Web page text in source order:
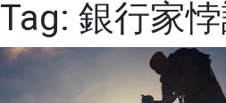
Tag: 銀行家